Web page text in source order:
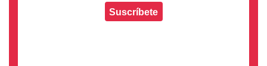
Suscríbete